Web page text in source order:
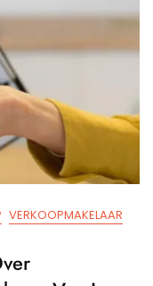
Een
VERKOOPMAKELAAR